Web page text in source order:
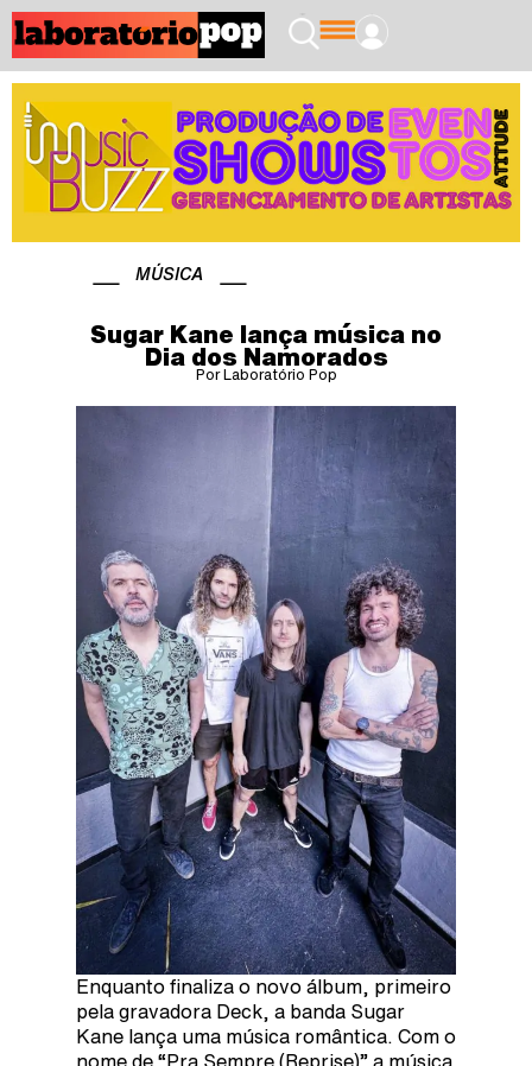
MÚSICA
Sugar Kane lança música no
Dia dos Namorados
Por Laboratório Pop
Enquanto finaliza o novo álbum, primeiro
pela gravadora Deck, a banda Sugar
Kane lança uma música romântica. Com o
nome de “Pra Sempre (Reprise)” a música